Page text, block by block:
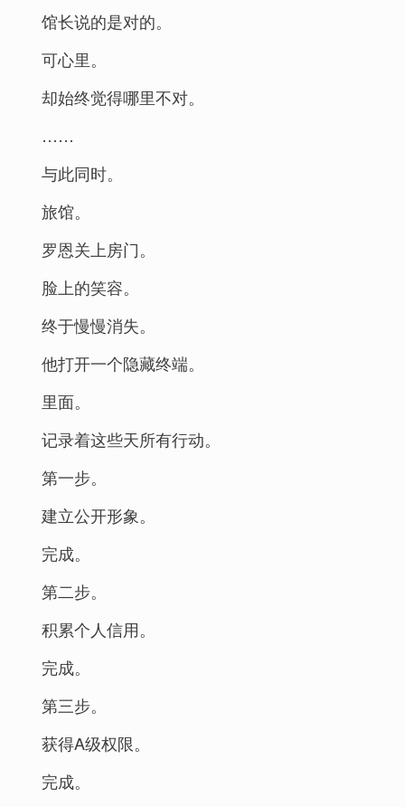
馆长说的是对的。
可心里。
却始终觉得哪里不对。
……
与此同时。
旅馆。
罗恩关上房门。
脸上的笑容。
终于慢慢消失。
他打开一个隐藏终端。
里面。
记录着这些天所有行动。
第一步。
建立公开形象。
完成。
第二步。
积累个人信用。
完成。
第三步。
获得A级权限。
完成。